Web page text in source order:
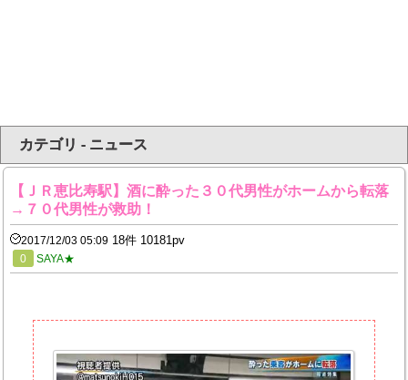
カテゴリ - ニュース
【ＪＲ恵比寿駅】酒に酔った３０代男性がホームから転落
→７０代男性が救助！
2017/12/03 05:09 18件 10181pv
0 SAYA★